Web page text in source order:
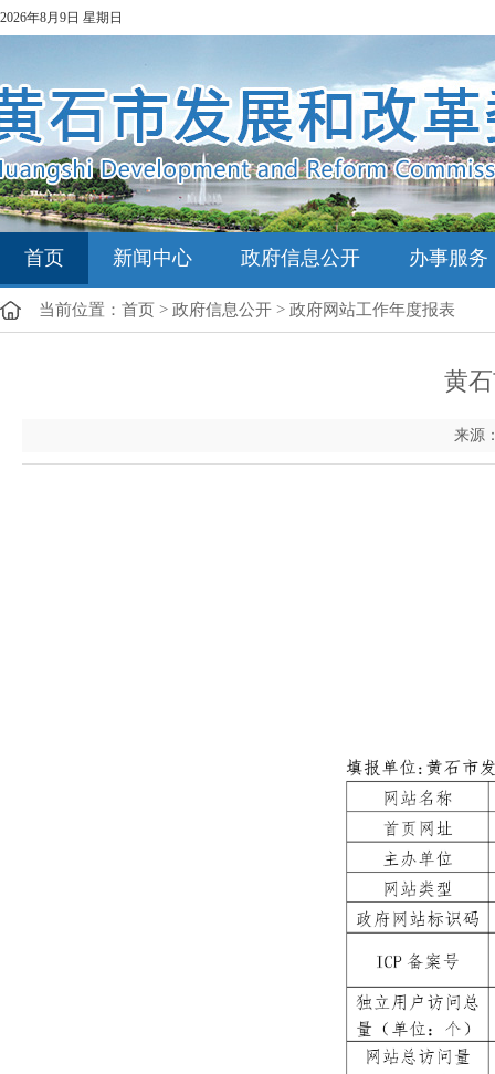
2026年8月9日 星期日
首页 新闻中心 政府信息公开 办事服务
当前位置： 首页 > 政府信息公开 > 政府网站工作年度报表
黄
来源